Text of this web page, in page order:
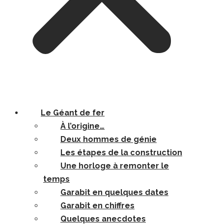
Le Géant de fer
À l’origine…
Deux hommes de génie
Les étapes de la construction
Une horloge à remonter le
temps
Garabit en quelques dates
Garabit en chiffres
Quelques anecdotes